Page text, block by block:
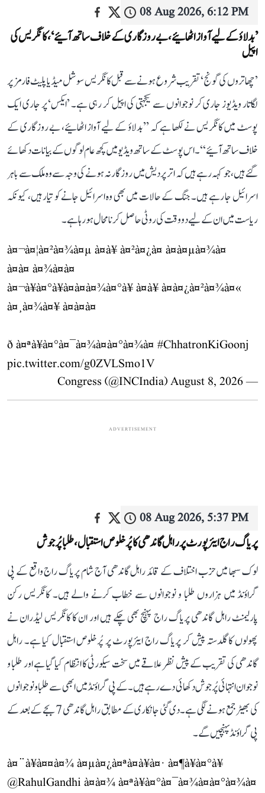
08 Aug 2026, 6:12 PM
’بدلاؤ کے لیے آواز اٹھائیے، بے روزگاری کے خلاف ساتھ آئیے‘، کانگریس کی
اپیل
’چھاتروں کی گونج‘ تقریب شروع ہونے سے قبل کانگریس سوشل میڈیا پلیٹ فارمز پر
لگاتار ویڈیوز جاری کر نوجوانوں سے یکجہتی کی اپیل کر رہی ہے۔ ’ایکس‘ پر جاری ایک
پوسٹ میں کانگریس نے لکھا ہے کہ ’’بدلاؤ کے لیے آواز اٹھائیے، بے روزگاری کے
خلاف ساتھ آئیے‘‘۔ اس پوسٹ کے ساتھ ویڈیو میں کچھ عام لوگوں کے بیانات دکھائے
گئے ہیں، جو کہہ رہے ہیں کہ اتر پردیش میں روزگار نہ ہونے کی وجہ سے وہ ملک سے باہر
اسرائیل جا رہے ہیں۔ جنگ کے حالات میں بھی وہ اسرائیل جانے کو تیار ہیں، کیونکہ
ریاست میں ان کے لیے دو وقت کی روٹی حاصل کرنا محال ہو رہا ہے۔
à¤¬à¤¦à¤²à¤¾à¤µ à¤à¥ à¤²à¤¿à¤ à¤à¤µà¤¾à¤
à¤à¤ à¤¾à¤à¤
à¤¬à¥à¤°à¥à¤à¤à¤¾à¤°à¥ à¤à¥ à¤à¤¿à¤²à¤¾à¤«
à¤¸à¤¾à¤¥ à¤à¤à¤
ð à¤ªà¥à¤°à¤¯à¤¾à¤à¤°à¤¾à¤ #ChhatronKiGoonj
pic.twitter.com/g0ZVLSmo1V
— Congress (@INCIndia)
August 8, 2026
ADVERTISEMENT
08 Aug 2026, 5:37 PM
پریاگ راج ایئرپورٹ پر راہل گاندھی کا پُرخلوص استقبال، طلبا پُرجوش
لوک سبھا میں حزب اختلاف کے قائد راہل گاندھی آج شام پریاگ راج واقع کے پی
گراؤنڈ میں ہزاروں طلبا و نوجوانوں سے خطاب کرنے والے ہیں۔ کانگریس رکن
پارلیمنٹ راہل گاندھی پریاگ راج پہنچ بھی چکے ہیں اور ان کا کانگریس لیڈران نے
پھولوں کا گلدستہ پیش کر پریاگ راج ایئرپورٹ پر پُرخلوص استقبال کیا ہے۔ راہل
گاندھی کی تقریب کے پیش نظر علاقے میں سخت سیکورٹی کا انتظام کیا گیا ہے اور طلبا و
نوجوان انتہائی پُرجوش دکھائی دے رہے ہیں۔ کے پی گراؤنڈ میں ابھی سے طلبا و نوجوانوں
کی بھیڑ جمع ہونے لگی ہے۔ دی گئی جانکاری کے مطابق راہل گاندھی 7 بجے کے بعد کے
پی گراؤنڈ پہنچیں گے۔
à¤¨à¥à¤¤à¤¾ à¤µà¤¿à¤ªà¤à¥à¤· à¤¶à¥à¤°à¥
@RahulGandhi à¤à¤¾ à¤ªà¥à¤°à¤¯à¤¾à¤à¤°à¤¾à¤